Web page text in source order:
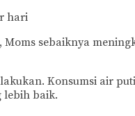
hari
sebaiknya
Konsumsi air
lebih baik.